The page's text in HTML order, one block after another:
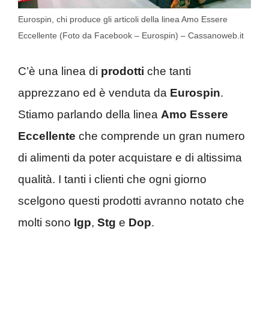
Eurospin, chi produce gli articoli della linea Amo Essere
Eccellente (Foto da Facebook – Eurospin) – Cassanoweb.it
C’è una linea di prodotti che tanti
apprezzano ed è venduta da Eurospin.
Stiamo parlando della linea Amo Essere
Eccellente che comprende un gran numero
di alimenti da poter acquistare e di altissima
qualità. I tanti i clienti che ogni giorno
scelgono questi prodotti avranno notato che
molti sono Igp, Stg e Dop.